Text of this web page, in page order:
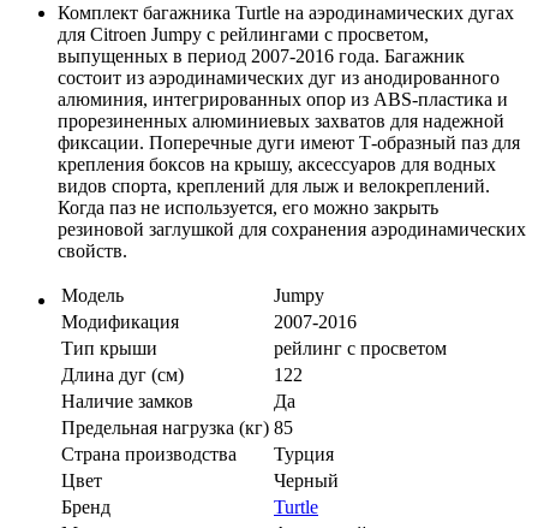
Комплект багажника Turtle на аэродинамических дугах
для Citroen Jumpy с рейлингами с просветом,
выпущенных в период 2007-2016 года. Багажник
состоит из аэродинамических дуг из анодированного
алюминия, интегрированных опор из ABS-пластика и
прорезиненных алюминиевых захватов для надежной
фиксации. Поперечные дуги имеют Т-образный паз для
крепления боксов на крышу, аксессуаров для водных
видов спорта, креплений для лыж и велокреплений.
Когда паз не используется, его можно закрыть
резиновой заглушкой для сохранения аэродинамических
свойств.
Модель
Jumpy
Модификация
2007-2016
Тип крыши
рейлинг с просветом
Длина дуг (см)
122
Наличие замков
Да
Предельная нагрузка (кг) 85
Страна производства
Турция
Цвет
Черный
Бренд
Turtle